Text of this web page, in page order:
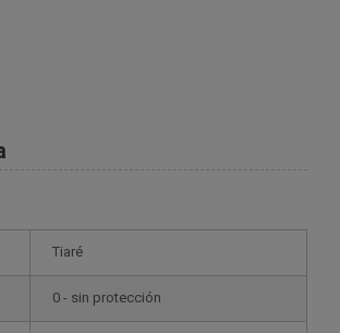
Tiaré
0 - sin protección